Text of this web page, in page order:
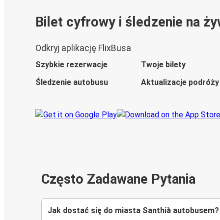
Bilet cyfrowy i śledzenie na
Odkryj aplikację FlixBusa
Szybkie rezerwacje
Twoje bilety
Śledzenie autobusu
Aktualizacje podróży
Często Zadawane Pytania
Jak dostać się do miasta Santhià autobusem?